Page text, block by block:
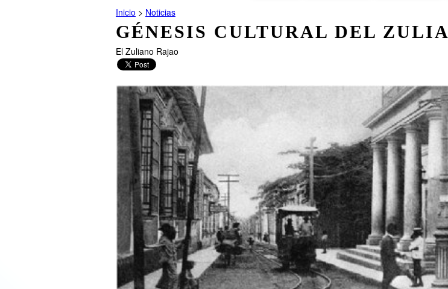
Inicio > Noticias
GÉNESIS CULTURAL DEL ZULIA
El Zuliano Rajao